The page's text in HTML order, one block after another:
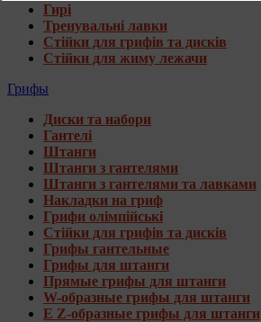
Гирі
Тренувальні лавки
Стійки для грифів та дисків
Стійки для жиму лежачи
Грифы
Диски та набори
Гантелі
Штанги
Штанги з гантелями
Штанги з гантелями та лавками
Накладки на гриф
Грифи олімпійські
Стійки для грифів та дисків
Грифы гантельные
Грифы для штанги
Прямые грифы для штанги
W-образные грифы для штанги
E Z-образные грифы для штанги